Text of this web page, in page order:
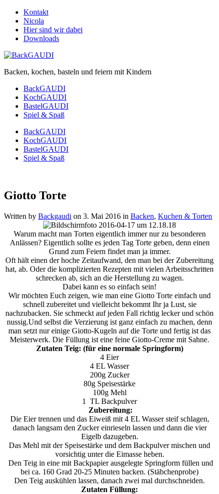
Kontakt
Nicola
Hier sind wir dabei
Downloads
Backen, kochen, basteln und feiern mit Kindern
BackGAUDI
KochGAUDI
BastelGAUDI
Spiel & Spaß
BackGAUDI
KochGAUDI
BastelGAUDI
Spiel & Spaß
Giotto Torte
Written by Backgaudi on 3. Mai 2016 in Backen, Kuchen & Torten
Warum macht man Torten eigentlich immer nur zu besonderen
Anlässen? Eigentlich sollte es jeden Tag Torte geben, denn einen
Grund zum Feiern findet man ja immer.
Oft hält einen der hoche Zeitaufwand, den man bei der Zubereitung
hat, ab. Oder die komplizierten Rezepten mit vielen Arbeitsschritten
schrecken ab, sich an die Herstellung zu wagen.
Dabei kann es so einfach sein!
Wir möchten Euch zeigen, wie man eine Giotto Torte einfach und
schnell zubereitet und vielleicht bekommt Ihr ja Lust, sie
nachzubacken. Sie schmeckt auf jeden Fall richtig lecker und schön
nussig.Und selbst die Verzierung ist ganz einfach zu machen, denn
man setzt nur einige Giotto-Kugeln auf die Torte und fertig ist das
Meisterwerk. Die Füllung ist eine feine Giotto-Creme mit Sahne.
Zutaten Teig: (für eine normale Springform)
4 Eier
4 EL Wasser
200g Zucker
80g Speisestärke
100g Mehl
1 TL Backpulver
Zubereitung:
Die Eier trennen und das Eiweiß mit 4 EL Wasser steif schlagen,
danach langsam den Zucker einrieseln lassen und dann die vier
Eigelb dazugeben.
Das Mehl mit der Speisestärke und dem Backpulver mischen und
vorsichtig unter die Eimasse heben.
Den Teig in eine mit Backpapier ausgelegte Springform füllen und
bei ca. 160 Grad 20-25 Minuten backen. (Stäbchenprobe)
Den Teig auskühlen lassen, danach zwei mal durchschneiden.
Zutaten Füllung: